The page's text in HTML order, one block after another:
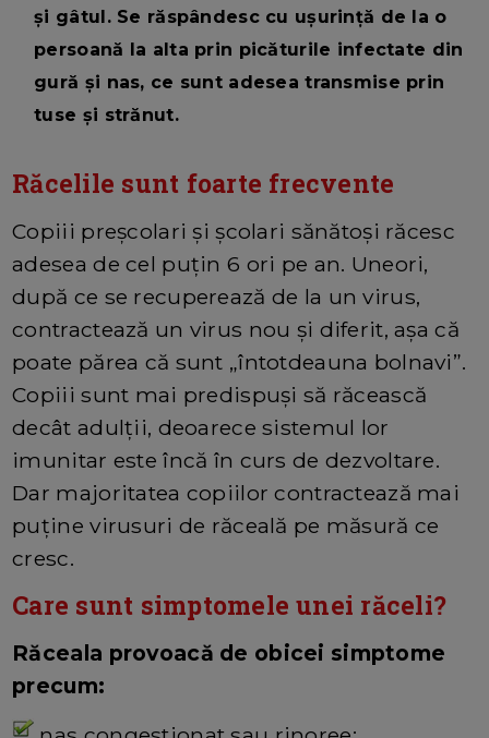
și gâtul. Se răspândesc cu ușurință de la o
persoană la alta prin picăturile infectate din
gură și nas, ce sunt adesea transmise prin
tuse și strănut.
Răcelile sunt foarte frecvente
Copiii preșcolari și școlari sănătoși răcesc
adesea de cel puțin 6 ori pe an. Uneori,
după ce se recuperează de la un virus,
contractează un virus nou și diferit, așa că
poate părea că sunt „întotdeauna bolnavi”.
Copiii sunt mai predispuși să răcească
decât adulții, deoarece sistemul lor
imunitar este încă în curs de dezvoltare.
Dar majoritatea copiilor contractează mai
puține virusuri de răceală pe măsură ce
cresc.
Care sunt simptomele unei răceli?
Răceala provoacă de obicei simptome
precum: